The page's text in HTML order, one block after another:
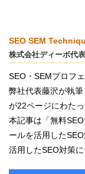
SEO SEM
株式会社ディーボ代
SEO・SEMプロフ
弊社代表藤沢が執筆
が22ページにわた
本記事は「無料
ールを活用した
活用したSEO対策